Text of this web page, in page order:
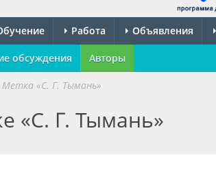
Работа Объявления
обсуждения Авторы
Метка «С. Г. Тымань»
«С. Г. Тымань»